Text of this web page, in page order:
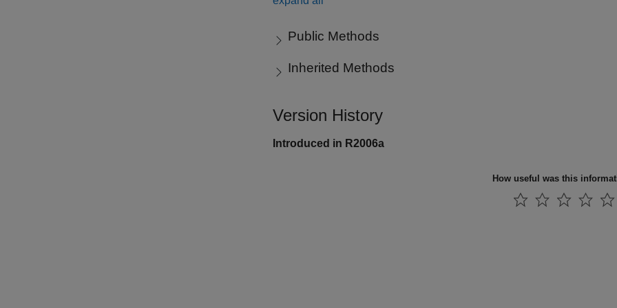
Public Methods
Inherited Methods
Version History
Introduced in R2006a
How useful was this